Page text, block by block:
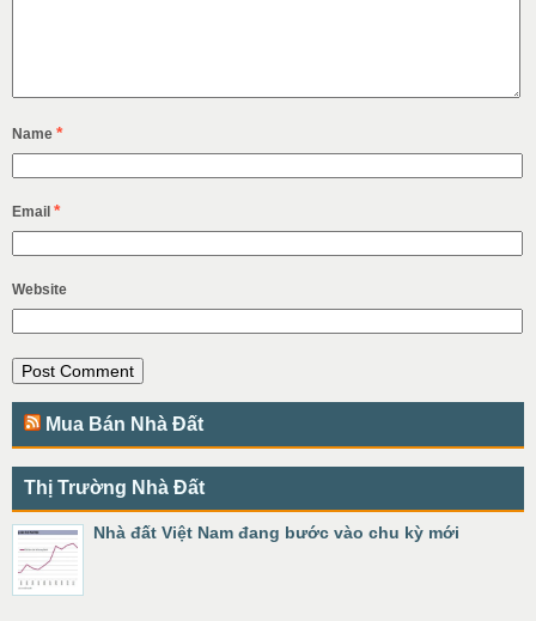
Name *
Email *
Website
Mua Bán Nhà Đất
Thị Trường Nhà Đất
Nhà đất Việt Nam đang bước vào chu kỳ mới